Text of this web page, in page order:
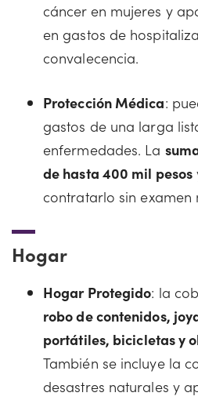
cáncer en mujeres y
en gastos de
convalecencia.
Protección Médica:
gastos de una larga
enfermedades. La
de hasta 400 mil pesos
contratarlo sin examen
Hogar
Hogar Protegido: la
robo de contenidos,
portátiles, bicicletas y
También se incluye la
desastres naturales y